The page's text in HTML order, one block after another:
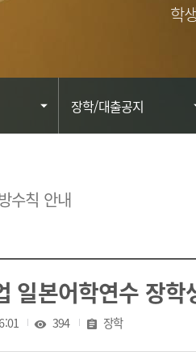
학
장학/대출공지
수칙 안내
일본어학연수 장학
조회수
visibility 394 분류
assignment 장학